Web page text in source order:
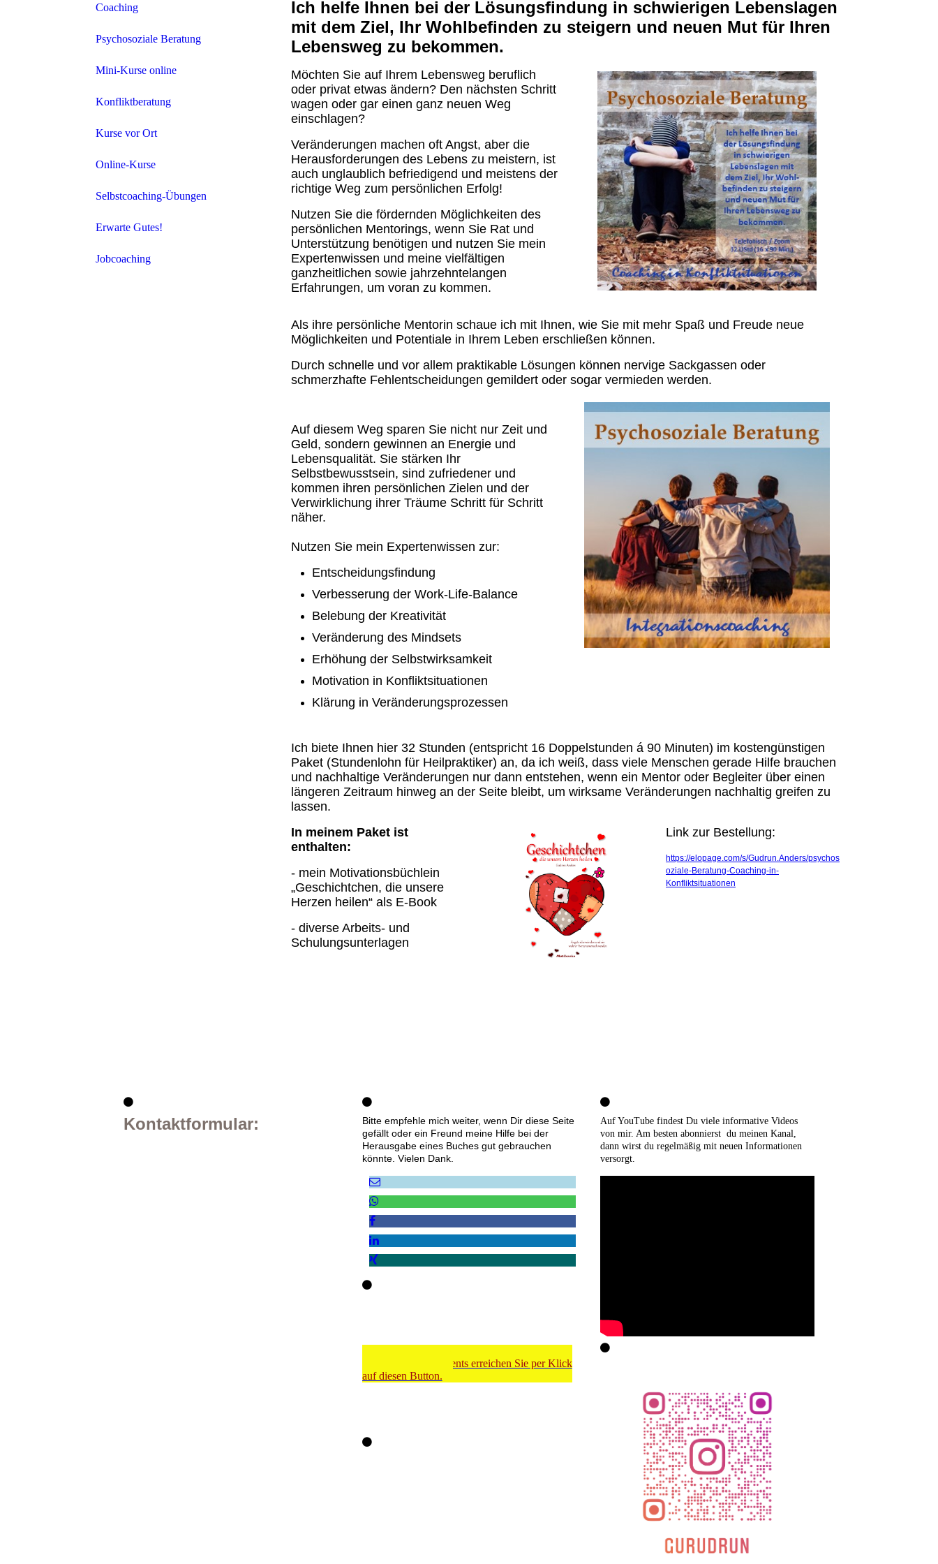
Coaching
Psychosoziale Beratung
Mini-Kurse online
Konfliktberatung
Kurse vor Ort
Online-Kurse
Selbstcoaching-Übungen
Erwarte Gutes!
Jobcoaching
Ich helfe Ihnen bei der Lösungsfindung in schwierigen Lebenslagen
mit dem Ziel, Ihr Wohlbefinden zu steigern und neuen Mut für Ihren
Lebensweg zu bekommen.
Möchten Sie auf Ihrem Lebensweg beruflich
oder privat etwas ändern? Den nächsten Schritt
wagen oder gar einen ganz neuen Weg
einschlagen?
Veränderungen machen oft Angst, aber die
Herausforderungen des Lebens zu meistern, ist
auch unglaublich befriedigend und meistens der
richtige Weg zum persönlichen Erfolg!
Nutzen Sie die fördernden Möglichkeiten des
persönlichen Mentorings, wenn Sie Rat und
Unterstützung benötigen und nutzen Sie mein
Expertenwissen und meine vielfältigen
ganzheitlichen sowie jahrzehntelangen
Erfahrungen, um voran zu kommen.
Als ihre persönliche Mentorin schaue ich mit Ihnen, wie Sie mit mehr Spaß und Freude neue
Möglichkeiten und Potentiale in Ihrem Leben erschließen können.
Durch schnelle und vor allem praktikable Lösungen können nervige Sackgassen oder
schmerzhafte Fehlentscheidungen gemildert oder sogar vermieden werden.
Auf diesem Weg sparen Sie nicht nur Zeit und
Geld, sondern gewinnen an Energie und
Lebensqualität. Sie stärken Ihr
Selbstbewusstsein, sind zufriedener und
kommen ihren persönlichen Zielen und der
Verwirklichung ihrer Träume Schritt für Schritt
näher.
Nutzen Sie mein Expertenwissen zur:
Entscheidungsfindung
Verbesserung der Work-Life-Balance
Belebung der Kreativität
Veränderung des Mindsets
Erhöhung der Selbstwirksamkeit
Motivation in Konfliktsituationen
Klärung in Veränderungsprozessen
Ich biete Ihnen hier 32 Stunden (entspricht 16 Doppelstunden á 90 Minuten) im kostengünstigen
Paket (Stundenlohn für Heilpraktiker) an, da ich weiß, dass viele Menschen gerade Hilfe brauchen
und nachhaltige Veränderungen nur dann entstehen, wenn ein Mentor oder Begleiter über einen
längeren Zeitraum hinweg an der Seite bleibt, um wirksame Veränderungen nachhaltig greifen zu
lassen.
In meinem Paket ist
enthalten:
- mein Motivationsbüchlein
„Geschichtchen, die unsere
Herzen heilen“ als E-Book
- diverse Arbeits- und
Schulungsunterlagen
Link zur Bestellung:
https://elopage.com/s/Gudrun.Anders/psychos
oziale-Beratung-Coaching-in-
Konfliktsituationen
Kontaktformular:
Bitte empfehle mich weiter, wenn Dir diese Seite
gefällt oder ein Freund meine Hilfe bei der
Herausgabe eines Buches gut gebrauchen
könnte. Vielen Dank.
Onlinekurse und Events erreichen Sie per Klick
auf diesen Button.
Auf YouTube findest Du viele informative Videos
von mir. Am besten abonnierst du meinen Kanal,
dann wirst du regelmäßig mit neuen Informationen
versorgt.